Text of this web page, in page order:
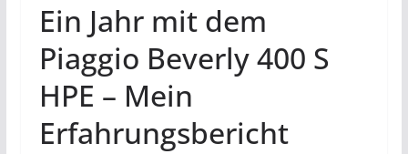
Ein Jahr mit dem
Piaggio Beverly 400 S
HPE – Mein
Erfahrungsbericht